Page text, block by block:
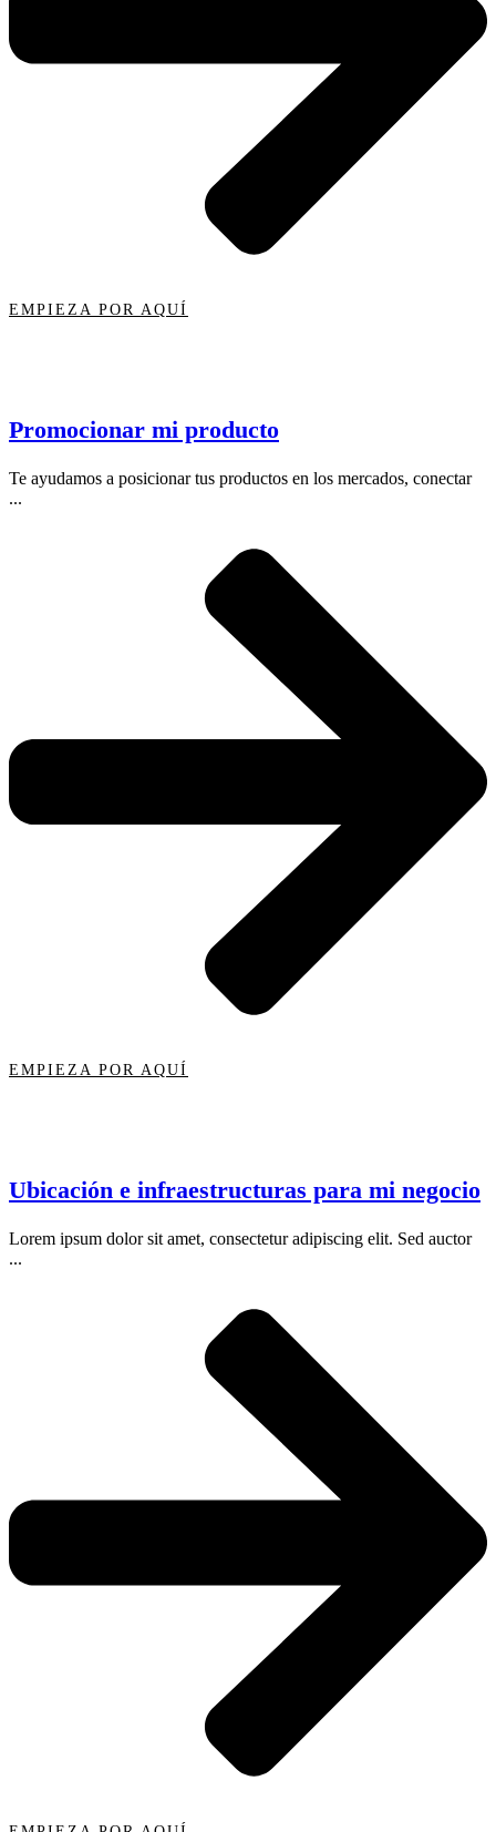
EMPIEZA POR AQUÍ
Promocionar mi producto
Te ayudamos a posicionar tus productos en los mercados, conectar
...
EMPIEZA POR AQUÍ
Ubicación e infraestructuras para mi negocio
Lorem ipsum dolor sit amet, consectetur adipiscing elit. Sed auctor
...